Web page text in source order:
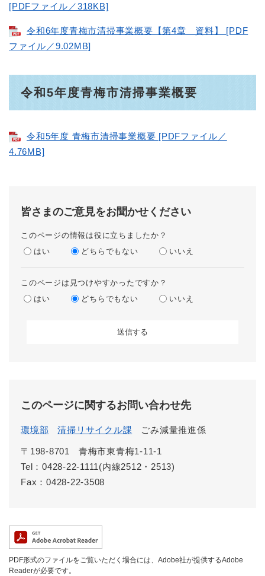
[PDFファイル／318KB]
令和6年度青梅市清掃事業概要【第4章 資料】 [PDF
ファイル／9.02MB]
令和5年度青梅市清掃事業概要
令和5年度 青梅市清掃事業概要 [PDFファイル／
4.76MB]
皆さまのご意見をお聞かせください
このページの情報は役に立ちましたか？
はい
どちらでもない いいえ
このページは見つけやすかったですか？
はい
どちらでもない いいえ
このページに関するお問い合わせ先
環境部 清掃リサイクル課 ごみ減量推進係
〒198-8701
青梅市東青梅1-11-1
Tel：0428-22-1111(内線2512・2513)
Fax：0428-22-3508
PDF形式のファイルをご覧いただく場合には、Adobe社が提供するAdobe
Readerが必要です。